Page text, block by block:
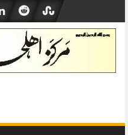
content